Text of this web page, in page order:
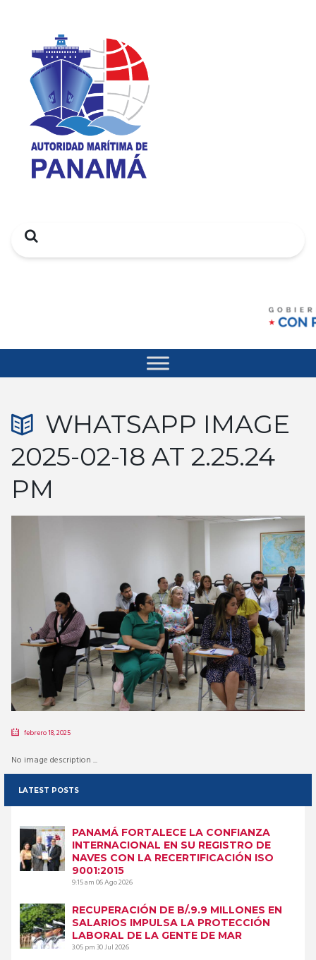
Search
WHATSAPP IMAGE
2025-02-18 AT 2.25.24
PM
febrero 18, 2025
No image description ...
LATEST POSTS
PANAMÁ FORTALECE LA CONFIANZA
INTERNACIONAL EN SU REGISTRO DE
NAVES CON LA RECERTIFICACIÓN ISO
9001:2015
9:15 am06 Ago 2026
RECUPERACIÓN DE B/.9.9 MILLONES EN
SALARIOS IMPULSA LA PROTECCIÓN
LABORAL DE LA GENTE DE MAR
3:05 pm30 Jul 2026